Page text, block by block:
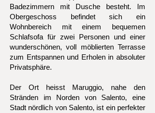
Badezimmern mit Dusche besteht. Im
Obergeschoss befindet sich ein
Wohnbereich mit einem bequemen
Schlafsofa für zwei Personen und einer
wunderschönen, voll möblierten Terrasse
zum Entspannen und Erholen in absoluter
Privatsphäre.
Der Ort heisst Maruggio, nahe den
Stränden im Norden von Salento, eine
Stadt nördlich von Salento, ist ein perfekter